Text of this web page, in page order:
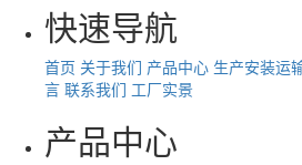
快速导航
首页 关于我们 产品中心 生产安装运
言 联系我们 工厂实景
产品中心